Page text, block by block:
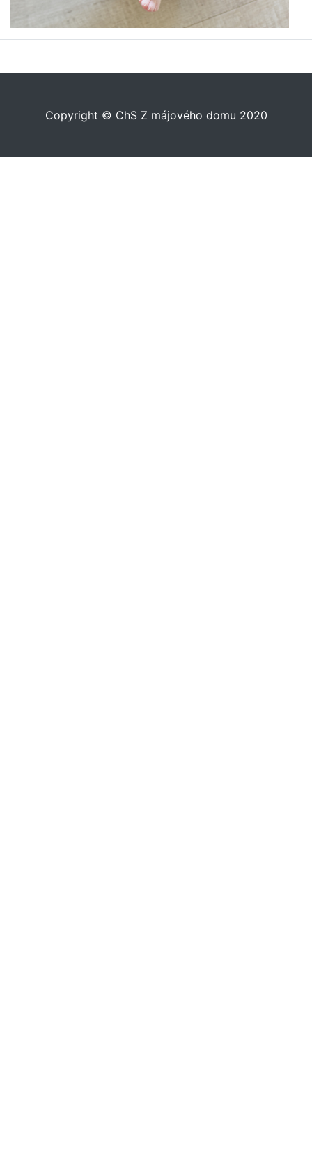
Copyright © ChS Z májového domu 2020